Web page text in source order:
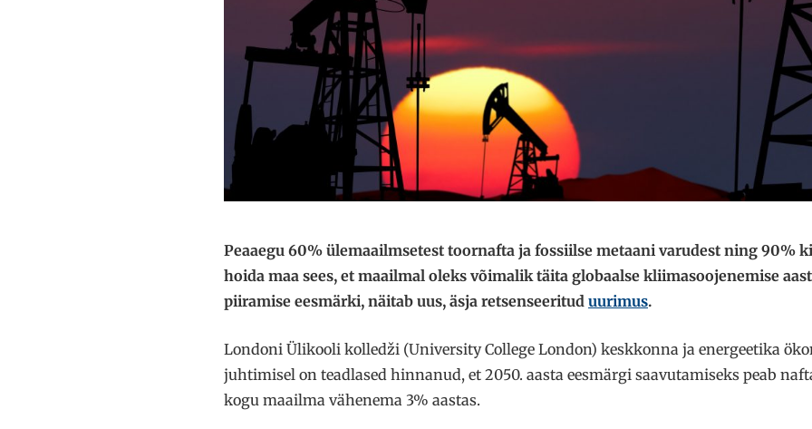
Peaaegu 60% ülemaailmsetest toornafta ja fossiilse metaani varudest ning 90%
hoida maa sees, et maailmal oleks võimalik täita globaalse kliimasoojenemise
piiramise eesmärki, näitab uus, äsja retsenseeritud uurimus.
Londoni Ülikooli kolledži (University College London) keskkonna ja energeetika
juhtimisel on teadlased hinnanud, et 2050. aasta eesmärgi saavutamiseks peab
kogu maailma vähenema 3% aastas.